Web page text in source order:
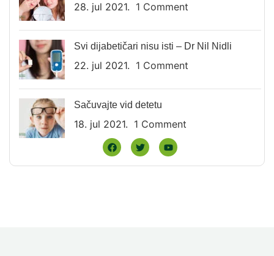
28. jul 2021. 1 Comment
Svi dijabetičari nisu isti – Dr Nil Nidli
22. jul 2021. 1 Comment
Sačuvajte vid detetu
18. jul 2021. 1 Comment